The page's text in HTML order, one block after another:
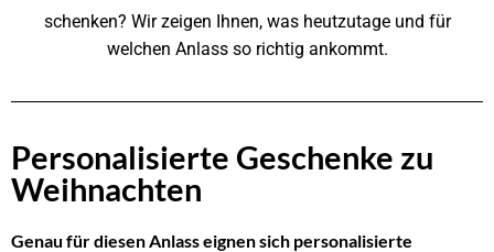
schenken? Wir zeigen Ihnen, was heutzutage und für
welchen Anlass so richtig ankommt.
Personalisierte Geschenke zu
Weihnachten
Genau für diesen Anlass eignen sich personalisierte